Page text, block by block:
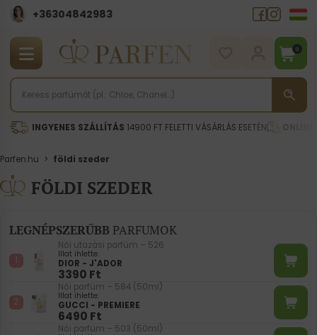
+36304842983
0
INGYENES SZÁLLÍTÁS 14900 FT FELETTI VÁSÁRLÁS ESETÉN
Parfen.hu > földi szeder
FÖLDI SZEDER
LEGNÉPSZERŰBB PARFUMOK
Női utazási parfüm – 526
Illat ihlette:
DIOR - J'ADOR
3390 Ft
Női parfüm – 584 (50ml)
Illat ihlette:
GUCCI - PREMIERE
6490 Ft
Női parfüm – 503 (50ml)